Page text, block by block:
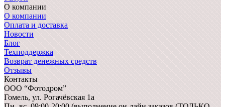
О компании
О компании
Оплата и доставка
Новости
Блог
Техподдержка
Возврат денежных средств
Отзывы
Контакты
ООО “Фотодром”
Гомель, ул. Рогачёвская 1а